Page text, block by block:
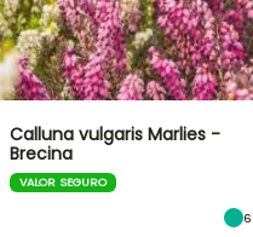
Calluna vulgaris Marlies -
Brecina
VALOR SEGURO
6